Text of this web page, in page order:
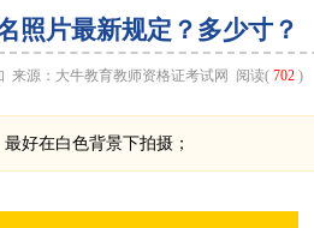
照片最新规定？多少寸？
来源： 大牛教育教师资格证考试网 阅读( 702 )
好在白色背景下拍摄；